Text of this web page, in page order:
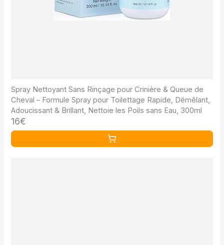
Spray Nettoyant Sans Rinçage pour Crinière & Queue de
Cheval – Formule Spray pour Toilettage Rapide, Démêlant,
Adoucissant & Brillant, Nettoie les Poils sans Eau, 300ml
16€